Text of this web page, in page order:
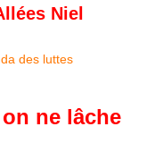
Niel
ne lâche